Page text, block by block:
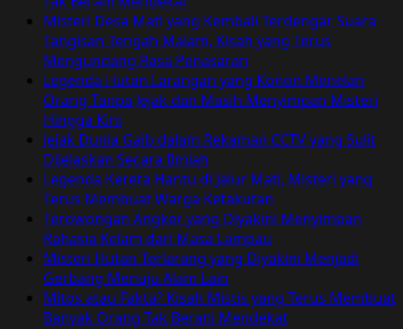
Misteri Desa Mati yang Kembali Terdengar Suara
Tangisan Tengah Malam, Kisah yang Terus
Mengundang Rasa Penasaran
Legenda Hutan Larangan yang Konon Menelan
Orang Tanpa Jejak dan Masih Menyimpan Misteri
Hingga Kini
Jejak Dunia Gaib dalam Rekaman CCTV yang Sulit
Dijelaskan Secara Ilmiah
Legenda Kereta Hantu di Jalur Mati, Misteri yang
Terus Membuat Warga Ketakutan
Terowongan Angker yang Diyakini Menyimpan
Rahasia Kelam dari Masa Lampau
Misteri Hutan Terlarang yang Diyakini Menjadi
Gerbang Menuju Alam Lain
Mitos atau Fakta? Kisah Mistis yang Terus Membuat
Banyak Orang Tak Berani Mendekat